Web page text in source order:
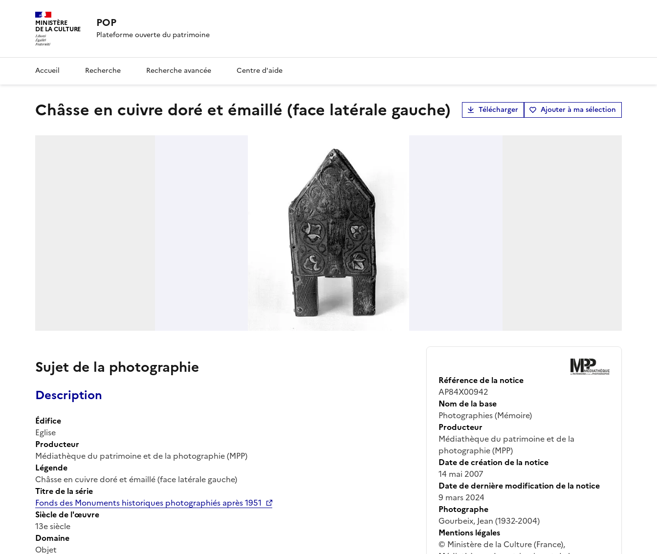
MINISTÈRE
DE LA CULTURE POP
Plateforme ouverte du patrimoine
Accueil Recherche Recherche avancée Centre d'aide
Châsse en cuivre doré et émaillé (face latérale gauche) Télécharger Ajouter à ma sélection
Sujet de la photographie
Description
Édifice
Eglise
Producteur
Médiathèque du patrimoine et de la photographie (MPP)
Légende
Châsse en cuivre doré et émaillé (face latérale gauche)
Titre de la série
Fonds des Monuments historiques photographiés après 1951
Siècle de l'œuvre
13e siècle
Domaine
Objet
Référence de la notice
AP84X00942
Nom de la base
Photographies (Mémoire)
Producteur
Médiathèque du patrimoine et de la
photographie (MPP)
Date de création de la notice
14 mai 2007
Date de dernière modification de la notice
9 mars 2024
Photographe
Gourbeix, Jean (1932-2004)
Mentions légales
© Ministère de la Culture (France),